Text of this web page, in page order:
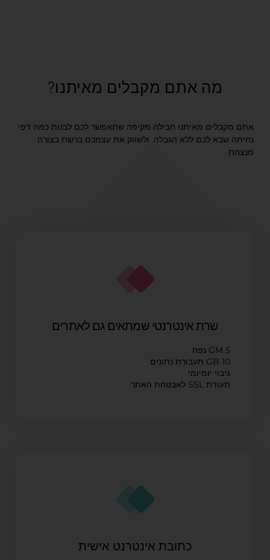
מה אתם מקבלים מאיתנו?
אתם מקבלים מאיתנו חבילה מקיפה שתאפשר לכם לבנות כמה דפי
נחיתה שבא לכם ללא הגבלה. ולשווק את עצמכם ברשת בצורה
מנצחת
שרת אינטרנטי שמתאים גם לאתרים
5 GM נפח
10 GB תעבורת נתונים
גיבוי יומיומי
תעודת SSL לאבטחת האתר
כתובת אינטרנט אישית